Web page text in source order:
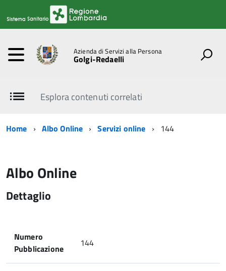
Azienda di Servizi alla Persona
Golgi-Redaelli
Esplora contenuti correlati
Home Albo Online Servizi online 144
Albo Online
Dettaglio
Numero
Pubblicazione
144